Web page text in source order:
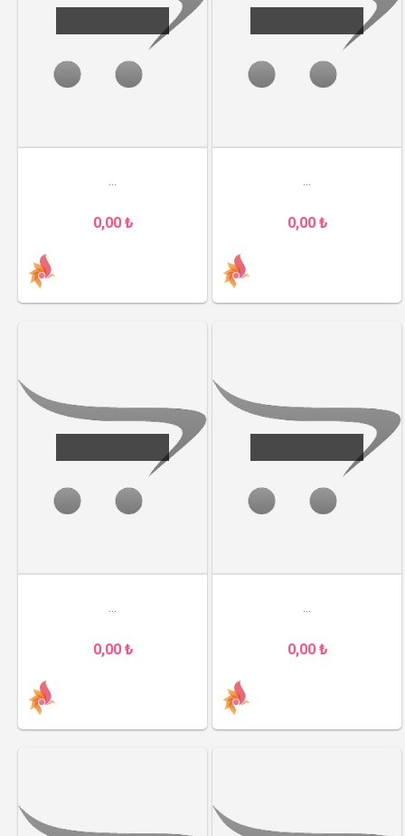
...
0,00 ₺
...
0,00 ₺
...
0,00 ₺
...
0,00 ₺